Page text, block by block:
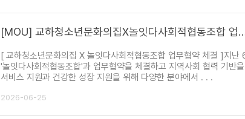
[MOU] 교하청소년문화의집X놀잇다사회적협동조합 업
[ 교하청소년문화의집 X 놀잇다사회적협동조합 업무협약 체결 ]지
'놀잇다사회적협동조합'과 업무협약을 체결하고 지역사회 협력 기반
서비스 지원과 건강한 성장 지원을 위해 다양한 분야에서 . . .
2026-06-25